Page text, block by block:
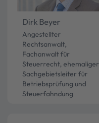
Dirk Beyer
Angestellter
Rechtsanwalt,
Fachanwalt für
Steuerrecht, ehemaliger
Sachgebietsleiter für
Betriebsprüfung und
Steuerfahndung